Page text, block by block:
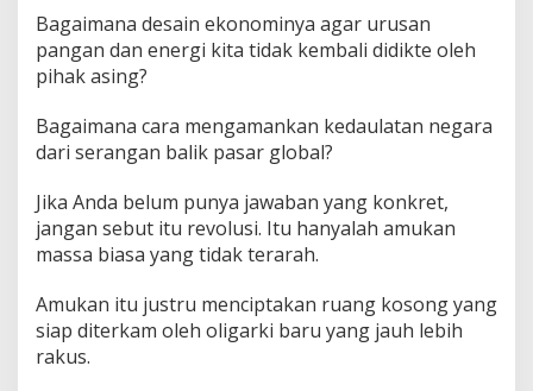
Bagaimana desain ekonominya agar urusan
pangan dan energi kita tidak kembali didikte oleh
pihak asing?
Bagaimana cara mengamankan kedaulatan negara
dari serangan balik pasar global?
Jika Anda belum punya jawaban yang konkret,
jangan sebut itu revolusi. Itu hanyalah amukan
massa biasa yang tidak terarah.
Amukan itu justru menciptakan ruang kosong yang
siap diterkam oleh oligarki baru yang jauh lebih
rakus.